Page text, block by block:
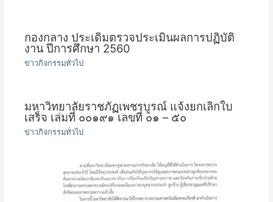
กองกลาง ประเดิมตรวจประเมินผลการปฏิบัติ
งาน ปีการศึกษา 2560
ข่าวกิจกรรมทั่วไป
มหาวิทยาลัยราชภัฏเพชรบูรณ์ แจ้งยกเลิกใบ
เสร็จ เล่มที่ ๐๐๑๙๑ เลขที่ ๐๑ – ๕๐
ข่าวกิจกรรมทั่วไป